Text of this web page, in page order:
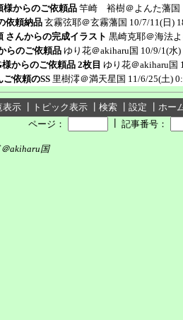
からのご依頼品竿崎 裕樹＠よんた藩国
依頼納品 玄霧弦耶＠玄霧藩国 10/7/11(日)
んからの完成イラスト 黒崎克耶＠海法
らのご依頼品 ゆり花＠akiharu国 10/9/1(水)
からのご依頼品 2枚目 ゆり花＠akiharu国
依頼のSS 里樹澪＠満天星国 11/6/25(土)
表示 トピック表示 検索 設定
ホー
ページ：
記事番号：
akiharu国